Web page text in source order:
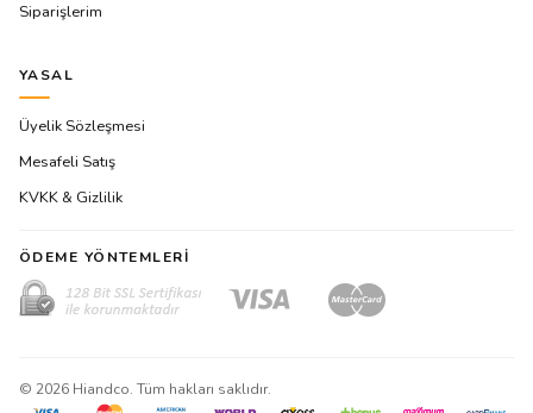
Siparişlerim
YASAL
Üyelik Sözleşmesi
Mesafeli Satış
KVKK & Gizlilik
ÖDEME YÖNTEMLERI
© 2026 Hiandco. Tüm hakları saklıdır.